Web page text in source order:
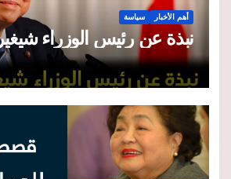
أهم الأخبار سياسة
نبذة عن رئيس الوزراء